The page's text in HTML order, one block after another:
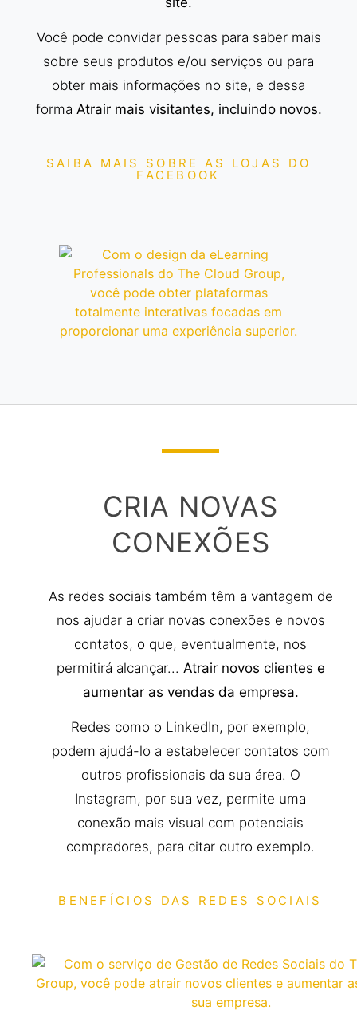
Você pode convidar pessoas para saber mais
sobre seus produtos e/ou serviços ou para
obter mais informações no site, e dessa
forma Atrair mais visitantes, incluindo novos.
SAIBA MAIS SOBRE AS LOJAS DO
FACEBOOK
CRIA NOVAS
CONEXÕES
As redes sociais também têm a vantagem de
nos ajudar a criar novas conexões e novos
contatos, o que, eventualmente, nos
permitirá alcançar... Atrair novos clientes e
aumentar as vendas da empresa.
Redes como o LinkedIn, por exemplo,
podem ajudá-lo a estabelecer contatos com
outros profissionais da sua área. O
Instagram, por sua vez, permite uma
conexão mais visual com potenciais
compradores, para citar outro exemplo.
BENEFÍCIOS DAS REDES SOCIAIS